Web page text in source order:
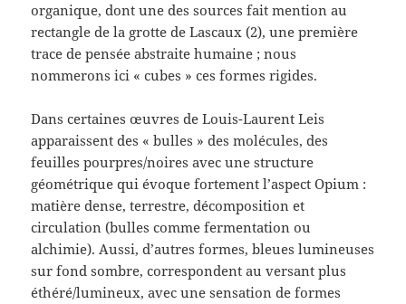
organique, dont une des sources fait mention au
rectangle de la grotte de Lascaux (2), une première
trace de pensée abstraite humaine ; nous
nommerons ici « cubes » ces formes rigides.
Dans certaines œuvres de Louis-Laurent Leis
apparaissent des « bulles » des molécules, des
feuilles pourpres/noires avec une structure
géométrique qui évoque fortement l’aspect Opium :
matière dense, terrestre, décomposition et
circulation (bulles comme fermentation ou
alchimie). Aussi, d’autres formes, bleues lumineuses
sur fond sombre, correspondent au versant plus
éthéré/lumineux, avec une sensation de formes